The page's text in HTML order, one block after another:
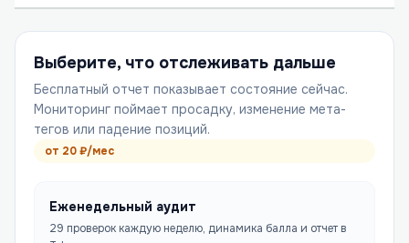
Выберите, что отслеживать дальше
Бесплатный отчет показывает состояние сейчас.
Мониторинг поймает просадку, изменение мета-
тегов или падение позиций.
от 20₽/мес
Еженедельный аудит
29 проверок каждую неделю, динамика балла и отчет в